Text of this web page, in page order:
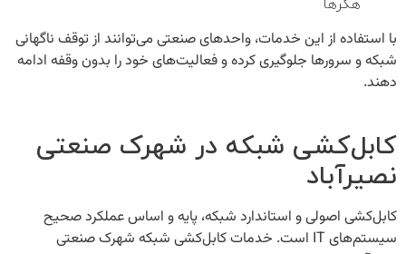
هکرها
با استفاده از این خدمات، واحدهای صنعتی می‌توانند از توقف ناگهانی
شبکه و سرورها جلوگیری کرده و فعالیت‌های خود را بدون وقفه ادامه
دهند.
کابل‌کشی شبکه در شهرک صنعتی
نصیرآباد
کابل‌کشی اصولی و استاندارد شبکه، پایه و اساس عملکرد صحیح
سیستم‌های IT است. خدمات
کابل‌کشی شبکه شهرک صنعتی